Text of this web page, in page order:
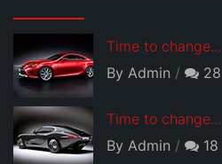
Time to change...
By Admin
28
Time to change...
By Admin
18